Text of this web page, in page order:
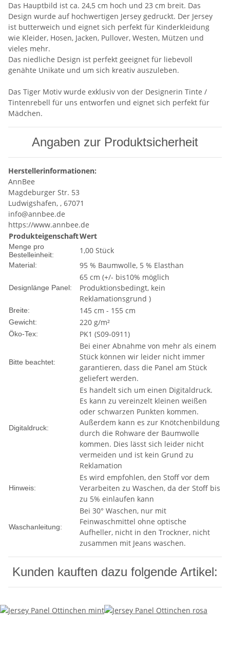
Das Hauptbild ist ca. 24,5 cm hoch und 23 cm breit. Das
Design wurde auf hochwertigen Jersey gedruckt. Der Jersey
ist butterweich und eignet sich perfekt für Kinderkleidung
wie Kleider, Hosen, Jacken, Pullover, Westen, Mützen und
vieles mehr.
Das niedliche Design ist perfekt geeignet für liebevoll
genähte Unikate und um sich kreativ auszuleben.
Das Tiger Motiv wurde exklusiv von der Designerin Tinte /
Tintenrebell für uns entworfen und eignet sich perfekt für
Mädchen.
Angaben zur Produktsicherheit
Herstellerinformationen:
AnnBee
Magdeburger Str. 53
Ludwigshafen, , 67071
info@annbee.de
https://www.annbee.de
ProdukteigenschaftWert
Menge pro
Bestelleinheit:
1,00 Stück
Material: 95 % Baumwolle, 5 % Elasthan
Designlänge Panel:
65 cm (+/- bis10% möglich
Produktionsbedingt, kein
Reklamationsgrund )
Breite: 145 cm - 155 cm
Gewicht: 220 g/m²
Öko-Tex: PK1 (S09-0911)
Bitte beachtet:
Bei einer Abnahme von mehr als einem
Stück können wir leider nicht immer
garantieren, dass die Panel am Stück
geliefert werden.
Digitaldruck:
Es handelt sich um einen Digitaldruck.
Es kann zu vereinzelt kleinen weißen
oder schwarzen Punkten kommen.
Außerdem kann es zur Knötchenbildung
durch die Rohware der Baumwolle
kommen. Dies lässt sich leider nicht
vermeiden und ist kein Grund zu
Reklamation
Hinweis:
Es wird empfohlen, den Stoff vor dem
Verarbeiten zu Waschen, da der Stoff bis
zu 5% einlaufen kann
Waschanleitung:
Bei 30° Waschen, nur mit
Feinwaschmittel ohne optische
Aufheller, nicht in den Trockner, nicht
zusammen mit Jeans waschen.
Kunden kauften dazu folgende Artikel: